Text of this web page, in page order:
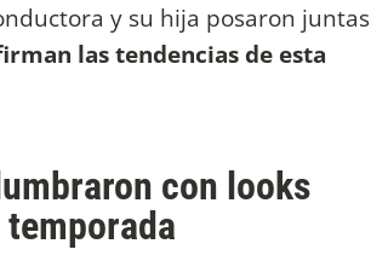
y su hija posaron juntas
las tendencias de esta
con looks